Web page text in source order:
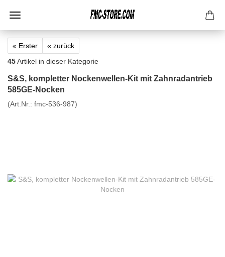
« Erster
« zurück
45Artikel in dieser Kategorie
S&S, kompletter Nockenwellen-Kit mit Zahnradantrieb
585GE-Nocken
(Art.Nr.: fmc-536-987)